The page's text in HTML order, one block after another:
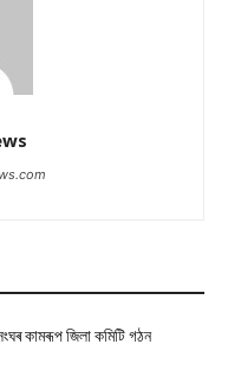
কামৰূপ জিলা কমিটি গঠন